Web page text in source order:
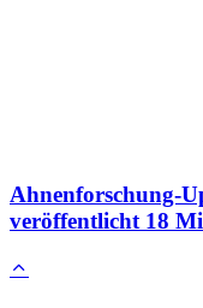
Ahnenforschung-
veröffentlicht 18